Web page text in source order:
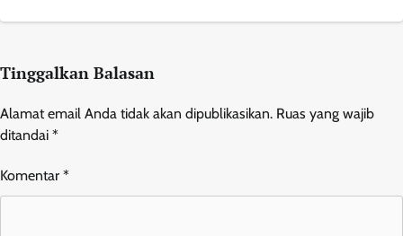
Tinggalkan Balasan
Alamat email Anda tidak akan dipublikasikan. Ruas yang wajib
ditandai *
Komentar *